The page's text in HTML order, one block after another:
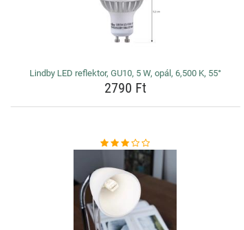
Lindby LED reflektor, GU10, 5 W, opál, 6,500 K, 55°
2790 Ft